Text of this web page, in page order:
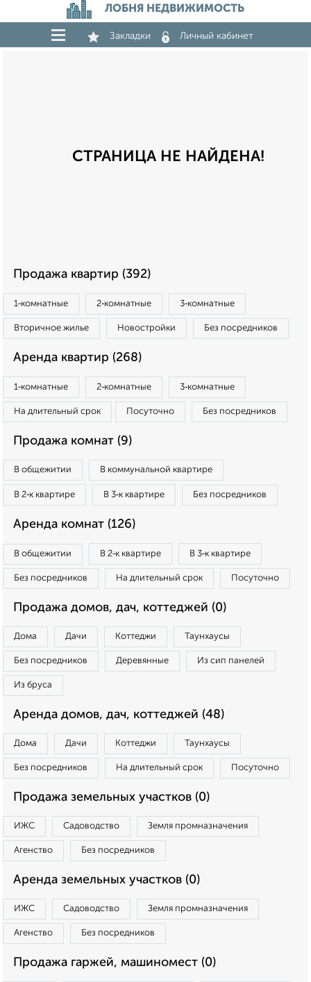
ЛОБНЯ НЕДВИЖИМОСТЬ
Закладки Личный кабинет
СТРАНИЦА НЕ НАЙДЕНА!
Продажа квартир (392)
1‑комнатные 2‑комнатные 3‑комнатные
Вторичное жилье Новостройки Без посредников
Аренда квартир (268)
1‑комнатные 2‑комнатные 3‑комнатные
На длительный срок Посуточно Без посредников
Продажа комнат (9)
В общежитии В коммунальной квартире
В 2‑к квартире В 3‑к квартире Без посредников
Аренда комнат (126)
В общежитии В 2‑к квартире В 3‑к квартире
Без посредников На длительный срок Посуточно
Продажа домов, дач, коттеджей (0)
Дома Дачи Коттеджи Таунхаусы
Без посредников Деревянные Из сип панелей
Из бруса
Аренда домов, дач, коттеджей (48)
Дома Дачи Коттеджи Таунхаусы
Без посредников На длительный срок Посуточно
Продажа земельных участков (0)
ИЖС Садоводство Земля промназначения
Агенство Без посредников
Аренда земельных участков (0)
ИЖС Садоводство Земля промназначения
Агенство Без посредников
Продажа гаржей, машиномест (0)